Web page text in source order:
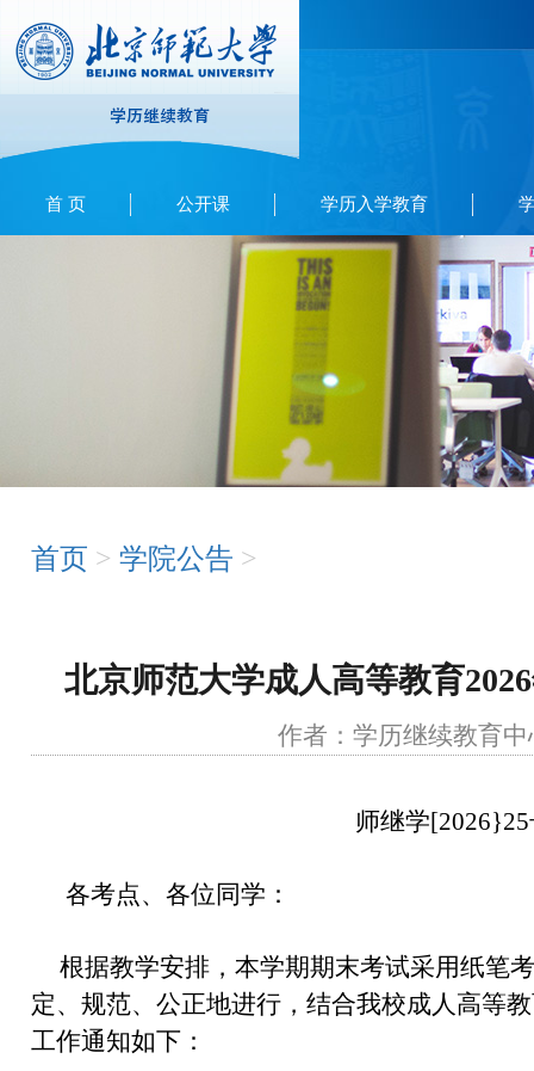
首 页 公开课 学历入学教育
首页 > 学院公告 >
北京师范大学成人高等教育
作者：学历继续教
师继学[2026}25
各考点、各位同学：
根据教学安排，本学期期末考试采用纸笔
定、规范、公正地进行，结合我校成人高等
工作通知如下：